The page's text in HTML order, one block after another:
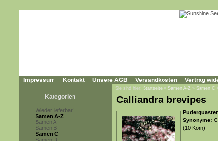
Impressum Kontakt Unsere AGB Versandkosten Vertrag
Kategorien
Wieder lieferbar!
Samen A-Z
Samen A
Samen B
Samen C
Samen D
Sie sind hier: Startseite » Samen A-Z » Samen C
Calliandra brevipes
Synonyme:
(10 Korn)